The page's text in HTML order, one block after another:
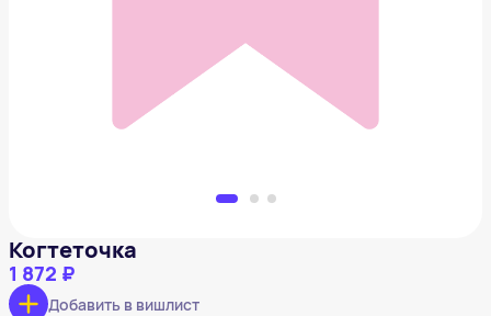
Добавить в вишлист
Когтеточка
1 872 ₽
Добавить в вишлист